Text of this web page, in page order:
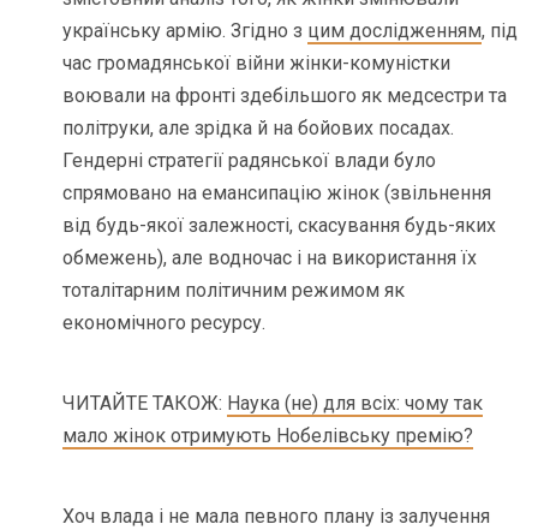
українську армію. Згідно з цим дослідженням, під
час громадянської війни жінки-комуністки
воювали на фронті здебільшого як медсестри та
політруки, але зрідка й на бойових посадах.
Гендерні стратегії радянської влади було
спрямовано на емансипацію жінок (звільнення
від будь-якої залежності, скасування будь-яких
обмежень), але водночас і на використання їх
тоталітарним політичним режимом як
економічного ресурсу.
ЧИТАЙТЕ ТАКОЖ: Наука (не) для всіх: чому так
мало жінок отримують Нобелівську премію?
Хоч влада і не мала певного плану із залучення